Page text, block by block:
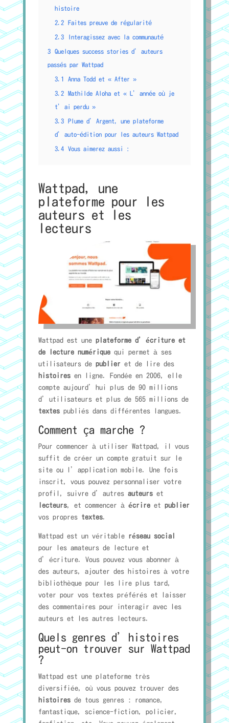
histoire
2.2 Faites preuve de régularité
2.3 Interagissez avec la communauté
3
Quelques success stories d’auteurs
passés par Wattpad
3.1 Anna Todd et « After »
3.2
Mathilde Aloha et « L’année où je
t’ai perdu »
3.3
Plume d’Argent, une plateforme
d’auto-édition pour les auteurs Wattpad
3.4 Vous aimerez aussi :
Wattpad, une
plateforme pour les
auteurs et les
lecteurs
Wattpad est une plateforme d’écriture et
de lecture numériquequi permet à ses
utilisateurs de publier et de lire des
histoiresen ligne. Fondée en 2006, elle
compte aujourd’hui plus de 90 millions
d’utilisateurs et plus de 565 millions de
textespubliés dans différentes langues.
Comment ça marche ?
Pour commencer à utiliser Wattpad, il vous
suffit de créer un compte gratuit sur le
site ou l’application mobile. Une fois
inscrit, vous pouvez personnaliser votre
profil, suivre d’autres auteurset
lecteurs, et commencer à écrireet publier
vos propres textes.
Wattpad est un véritable réseau social
pour les amateurs de lecture et
d’écriture. Vous pouvez vous abonner à
des auteurs, ajouter des histoires à votre
bibliothèque pour les lire plus tard,
voter pour vos textes préférés et laisser
des commentaires pour interagir avec les
auteurs et les autres lecteurs.
Quels genres d’histoires
peut-on trouver sur Wattpad
?
Wattpad est une plateforme très
diversifiée, où vous pouvez trouver des
histoiresde tous genres : romance,
fantastique, science-fiction, policier,